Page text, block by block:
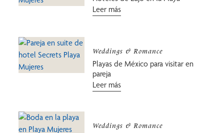
Leer más
Weddings & Romance
Playas de México para visitar en
pareja
Leer más
Weddings & Romance